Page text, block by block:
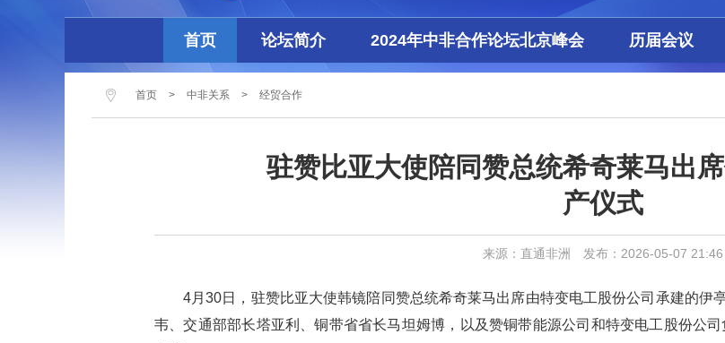
首页 论坛简介 2024年中非合作论坛北京峰会 历届会议
首页 > 中非关系 > 经贸合作
驻赞比亚大使陪同赞总统希奇莱马出
产仪式
来源：直通非洲 发布：2026-05-07 21:46
4月30日，驻赞比亚大使韩镜陪同赞总统希奇莱马出席由特变电工股份公司承建的伊
韦、交通部部长塔亚利、铜带省省长马坦姆博，以及赞铜带能源公司和特变电工股份公